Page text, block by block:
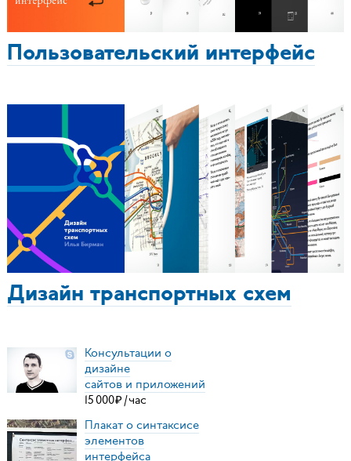
Пользовательский интерфейс
Дизайн транспортных схем
Консультации о
дизайне
сайтов и приложений
15000₽ /час
Плакат о синтаксисе
элементов
интерфейса